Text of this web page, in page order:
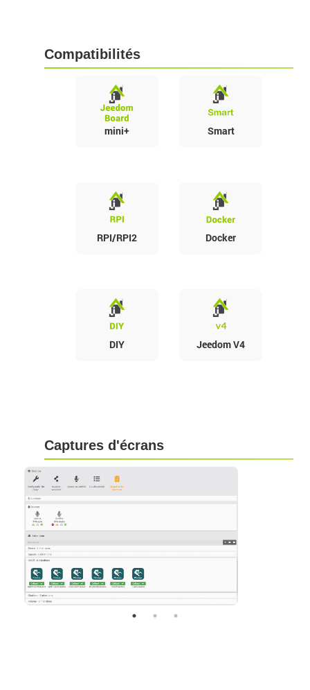
Compatibilités
mini+ Smart
RPI/RPI2 Docker
DIY Jeedom V4
Captures d'écrans